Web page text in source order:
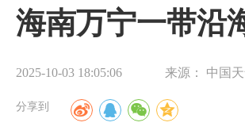
海南万宁一带沿
2025-10-03 18:05:06 来源： 中国
分享到